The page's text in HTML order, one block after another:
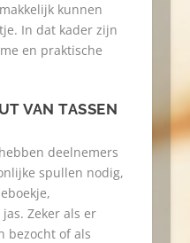
kunnen
In dat kader zijn
en praktische
VAN TASSEN
deelnemers
spullen nodig,
Zeker als er
bezocht of als